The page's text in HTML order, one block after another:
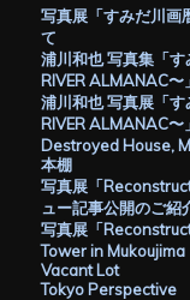
写真展「すみだ川画
て
浦川和也 写真集「
RIVER ALMANAC〜」
浦川和也 写真展「
RIVER ALMANAC〜」
Destroyed House,
本棚
写真展「
ュー記事公開のご紹
写真展「
Tower in Mukoujima
Vacant Lot
Tokyo Perspective